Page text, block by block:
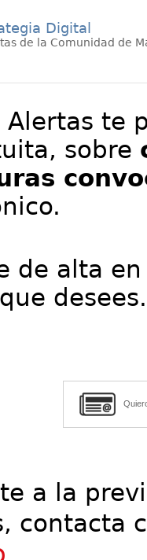
Digital
de la Comunidad de
Alertas te
sobre
de alta
desees.
a la
contacta